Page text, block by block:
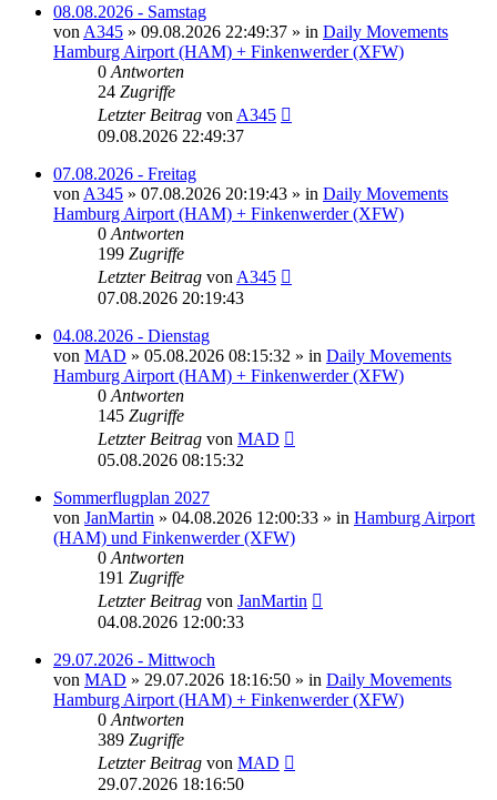
08.08.2026 - Samstag
von A345 » 09.08.2026 22:49:37 » in Daily Movements
Hamburg Airport (HAM) + Finkenwerder (XFW)
0 Antworten
24 Zugriffe
Letzter Beitrag von A345
09.08.2026 22:49:37
07.08.2026 - Freitag
von A345 » 07.08.2026 20:19:43 » in Daily Movements
Hamburg Airport (HAM) + Finkenwerder (XFW)
0 Antworten
199 Zugriffe
Letzter Beitrag von A345
07.08.2026 20:19:43
04.08.2026 - Dienstag
von MAD » 05.08.2026 08:15:32 » in Daily Movements
Hamburg Airport (HAM) + Finkenwerder (XFW)
0 Antworten
145 Zugriffe
Letzter Beitrag von MAD
05.08.2026 08:15:32
Sommerflugplan 2027
von JanMartin » 04.08.2026 12:00:33 » in Hamburg Airport
(HAM) und Finkenwerder (XFW)
0 Antworten
191 Zugriffe
Letzter Beitrag von JanMartin
04.08.2026 12:00:33
29.07.2026 - Mittwoch
von MAD » 29.07.2026 18:16:50 » in Daily Movements
Hamburg Airport (HAM) + Finkenwerder (XFW)
0 Antworten
389 Zugriffe
Letzter Beitrag von MAD
29.07.2026 18:16:50